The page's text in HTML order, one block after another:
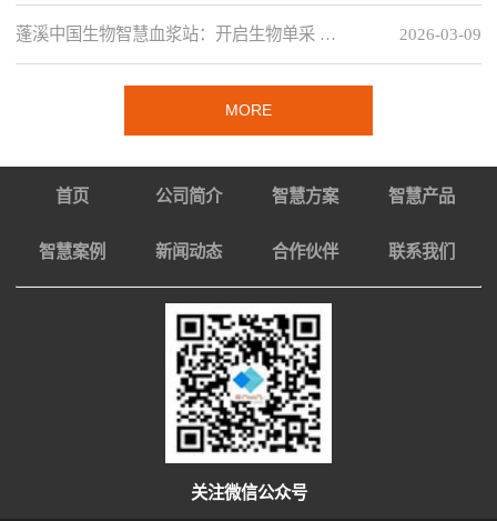
2026-03-09
蓬溪中国生物智慧血浆站：开启生物单采 …
MORE
首页 公司简介 智慧方案 智慧产品
智慧案例 新闻动态 合作伙伴 联系我们
关注微信公众号